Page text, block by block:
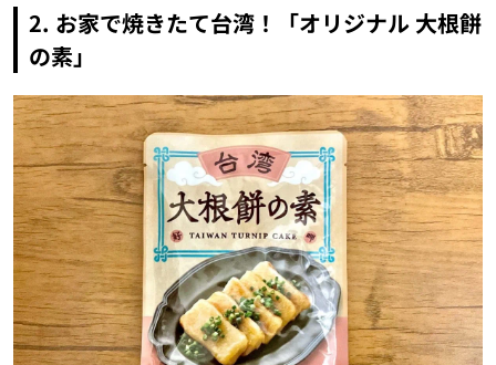
2. お家で焼きたて台湾！「オリジナル 大根餅
の素」